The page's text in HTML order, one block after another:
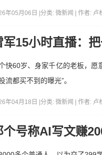
年05月06日 | 分类: 微新闻 | 作者: 卢
军15小时直播：
快60岁、身家千亿的老板，愿
流都买不到的曝光”。
年04月18日 | 分类: 微新闻 | 作者: 卢
个号称AI写文赚